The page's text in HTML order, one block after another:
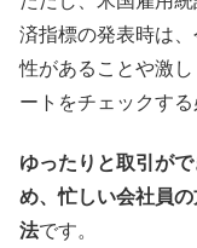
済指標の発表時は
性があることや激
ートをチェックする
ゆったりと取引が
め、忙しい会社員
法です。